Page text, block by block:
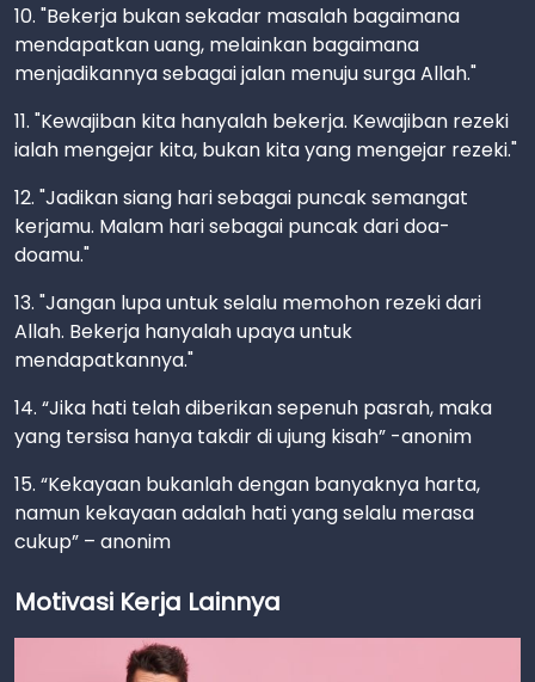
10. "Bekerja bukan sekadar masalah bagaimana
mendapatkan uang, melainkan bagaimana
menjadikannya sebagai jalan menuju surga Allah."
11. "Kewajiban kita hanyalah bekerja. Kewajiban rezeki
ialah mengejar kita, bukan kita yang mengejar rezeki."
12. "Jadikan siang hari sebagai puncak semangat
kerjamu. Malam hari sebagai puncak dari doa-
doamu."
13. "Jangan lupa untuk selalu memohon rezeki dari
Allah. Bekerja hanyalah upaya untuk
mendapatkannya."
14. “Jika hati telah diberikan sepenuh pasrah, maka
yang tersisa hanya takdir di ujung kisah” -anonim
15. “Kekayaan bukanlah dengan banyaknya harta,
namun kekayaan adalah hati yang selalu merasa
cukup” – anonim
Motivasi Kerja Lainnya